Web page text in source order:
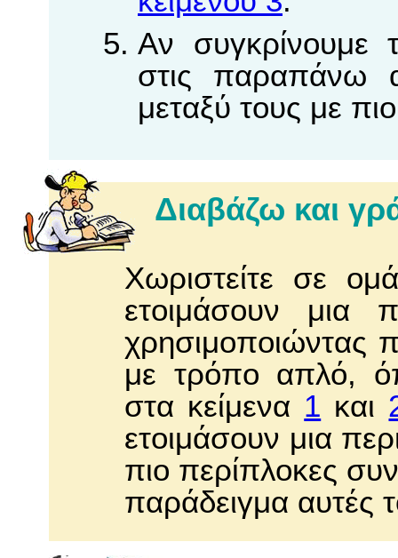
Aν συγκρίνουμε
στις παραπάνω
μεταξύ τους με
Διαβάζω και
Xωριστείτε σε
ετοιμάσουν μια
χρησιμοποιώντας
με τρόπο απλό,
στα κείμενα 1 και
ετοιμάσουν μια
πιο περίπλοκες
παράδειγμα αυτές